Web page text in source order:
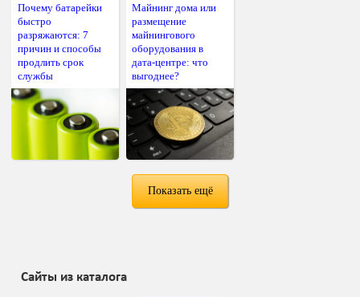
Почему батарейки
быстро
разряжаются: 7
причин и способы
продлить срок
службы
Майнинг дома или
размещение
майнингового
оборудования в
дата-центре: что
выгоднее?
Показать ещё
Сайты из каталога